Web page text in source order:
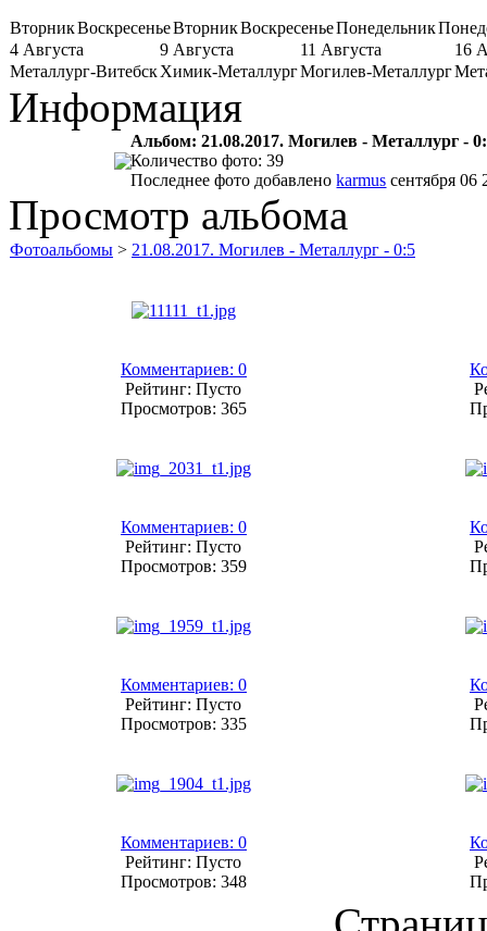
ВторникВоскресеньеВторникВоскресеньеПонедельник
4 Августа
9 Августа 11 Августа
16
Металлург-ВитебскХимик-МеталлургМогилев-Металлург
Информация
Альбом: 21.08.2017. Могилев - Металлург -
Количество фото: 39
Последнее фото добавленоkarmus сентября 06
Просмотр альбома
Фотоальбомы > 21.08.2017. Могилев - Металлург - 0:5
Комментариев: 0
Рейтинг: Пусто
Просмотров: 365
Комментариев: 0
Рейтинг: Пусто
Просмотров: 359
Комментариев: 0
Рейтинг: Пусто
Просмотров: 335
Комментариев: 0
Рейтинг: Пусто
Просмотров: 348